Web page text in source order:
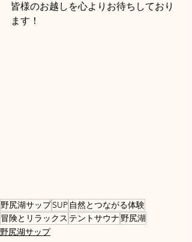
皆様のお越しを心よりお待ちしており
ます！
野尻湖サップSUP 自然とつながる体験
冒険とリラックス テントサウナ野尻湖
野尻湖サップ